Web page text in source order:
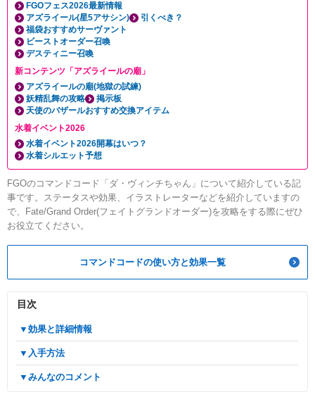
FGOフェス2026最新情報
アズライール(星5アサシン)
引くべき？
福袋おすすめサーヴァント
ビーストオーダー召喚
デスティニー召喚
新コンテンツ「アズライールの廟」
アズライールの廟(地獄の試練)
妖精乱舞の攻略
掲示板
天使のバザールおすすめ交換アイテム
水着イベント2026
水着イベント2026開幕はいつ？
水着シルエット予想
FGOのコマンドコード「ダ・ヴィンチちゃん」について紹介している記
事です。ステータスや効果、イラストレーターなどを紹介していますの
で、Fate/Grand Order(フェイトグランドオーダー)を攻略をする際にぜひ
お役立てください。
コマンドコードの使い方と効果一覧
目次
▼効果と詳細情報
▼入手方法
▼みんなのコメント